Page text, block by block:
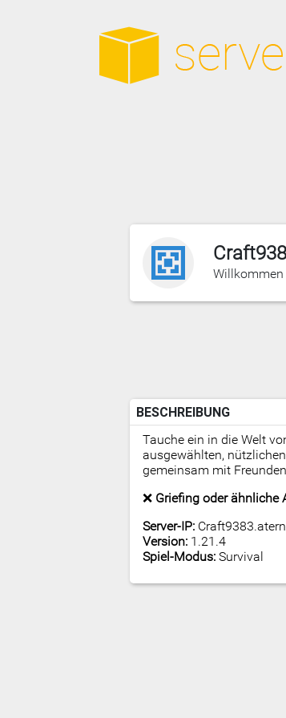
Willkommen
BESCHREIBUNG
Tauche ein in die Welt
ausgewählten,
gemeinsam mit
❌ Griefing oder ähnliche
Server-IP:
Version: 1.21.4
Spiel-Modus: Survival